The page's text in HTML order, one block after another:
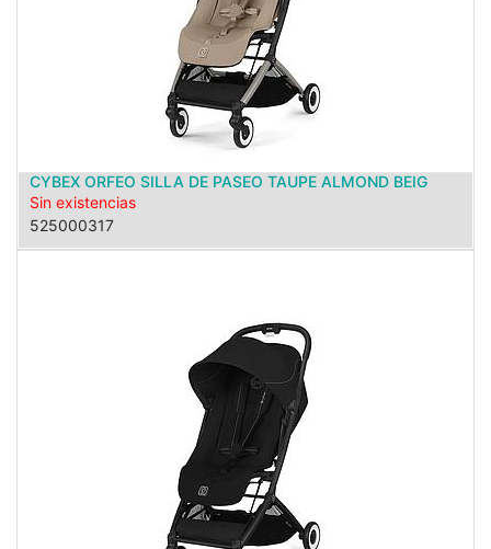
CYBEX ORFEO SILLA DE PASEO TAUPE ALMOND BEIG
Sin existencias
525000317